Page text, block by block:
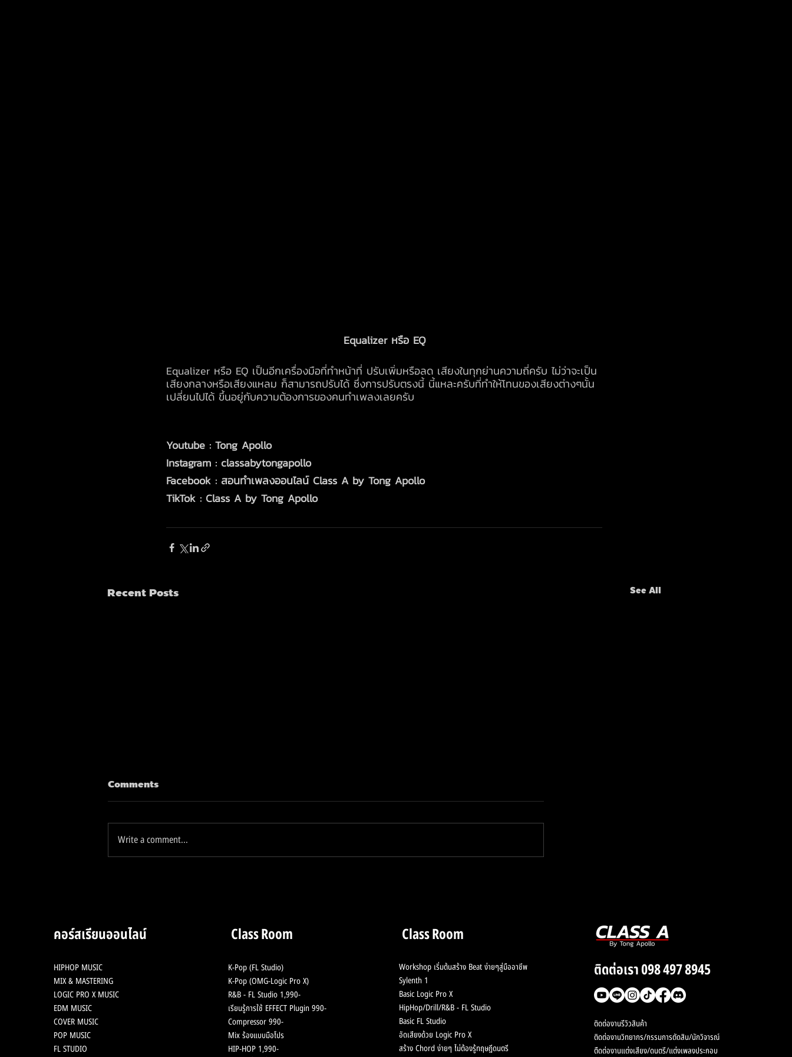
Equalizer หรือ EQ
Equalizer หรือ EQ เป็นอีกเครื่องมือที่ทำหน้าที่ ปรับเพิ่มหรือลด เสียงในทุกย่านความถี่ครับ ไม่ว่าจะเป็น
เสียงกลางหรือเสียงแหลม ก็สามารถปรับได้ ซึ่งการปรับตรงนี้ นี้แหละครับที่ทำให้โทนของเสียงต่างๆนั้น
เปลี่ยนไปได้ ขึ้นอยู่กับความต้องการของคนทำเพลงเลยครับ
Youtube : Tong Apollo
Instagram : classabytongapollo
Facebook : สอนทำเพลงออนไลน์ Class A by Tong Apollo
TikTok : Class A by Tong Apollo
Recent Posts See All
Comments
Write a comment...
คอร์สเรียนออนไลน์
HIPHOP MUSIC
MIX & MASTERING
LOGIC PRO X MUSIC
EDM MUSIC
COVER MUSIC
POP MUSIC
FL STUDIO
Class Room
K-Pop (FL Studio)
K-Pop (OMG-Logic Pro X)
R&B - FL Studio 1,990-
เรียนรู้การใช้ EFFECT Plugin 990-
Compressor 990-
Mix ร้องแบบมือโปร
HIP-HOP 1,990-
Class Room
Workshop เริ่มต้นสร้าง Beat ง่ายๆสู่มืออาชีพ
Sylenth 1
Basic Logic Pro X
HipHop/Drill/R&B - FL Studio
Basic FL Studio
อัดเสียงด้วย Logic Pro X
สร้าง Chordง่ายๆ ไม่ต้องรู้ทฤษฎีดนตรี
ติดต่อเรา 098 497 8945
ติดต่องานรีวิวสินค้า
ติดต่องานวิทยากร/กรรมการตัดสิน/นักวิจารณ์
ตืดต่องานแต่งเสียง/ดนตรี/แต่งเพลงประกอบ